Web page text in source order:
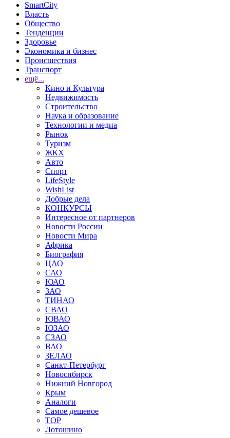
SmartCity
Власть
Общество
Тенденции
Здоровье
Экономика и бизнес
Происшествия
Транспорт
ещё...
Кино и Культура
Недвижимость
Строительство
Наука и образование
Технологии и медиа
Рынок
Туризм
ЖКХ
Авто
Спорт
LifeStyle
WishList
Добрые дела
КОНКУРСЫ
Интересное от партнеров
Новости России
Новости Мира
Африка
Биография
ЦАО
САО
ЮАО
ЗАО
ТИНАО
СВАО
ЮВАО
ЮЗАО
СЗАО
ВАО
ЗЕЛАО
Санкт-Петербург
Новосибирск
Нижний Новгород
Крым
Аналоги
Самое дешевое
TOP
Лотошино